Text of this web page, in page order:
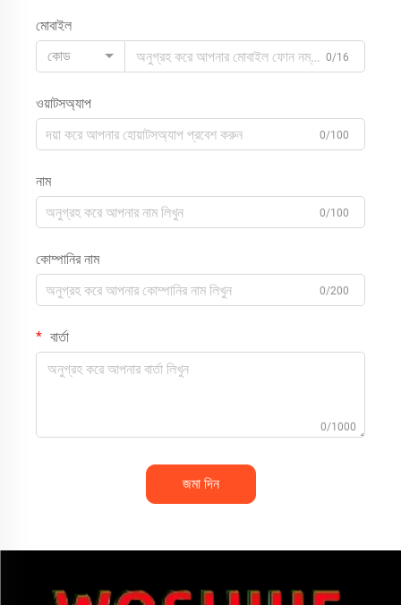
মোবাইল
কোড
0/16
ওয়াটসঅ্যাপ
0/100
নাম
0/100
কোম্পানির নাম
0/200
বার্তা
0/1000
জমা দিন